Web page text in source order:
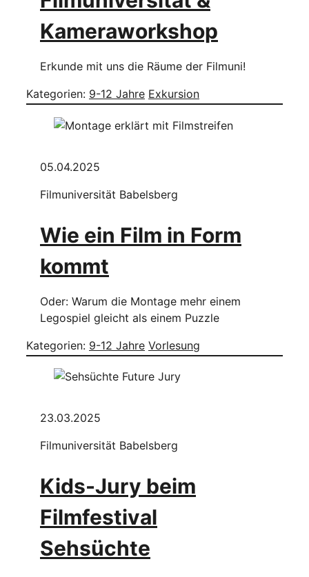
Kameraworkshop
Erkunde mit uns die Räume der Filmuni!
Kategorien: 9-12 Jahre Exkursion
05.04.2025
Filmuniversität Babelsberg
Wie ein Film in Form
kommt
Oder: Warum die Montage mehr einem
Legospiel gleicht als einem Puzzle
Kategorien: 9-12 Jahre Vorlesung
23.03.2025
Filmuniversität Babelsberg
Kids-Jury beim
Filmfestival
Sehsüchte